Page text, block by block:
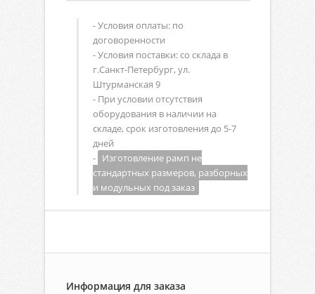
- Условия оплаты: по
договоренности
- Условия поставки: со склада в
г.Санкт-Петербург, ул.
Штурманская 9
- При условии отсутствия
оборудования в наличии на
складе, срок изготовления до 5-7
дней
- Изготовление рамп не
стандартных размеров, разборных
и модульных под заказ
Информация для заказа